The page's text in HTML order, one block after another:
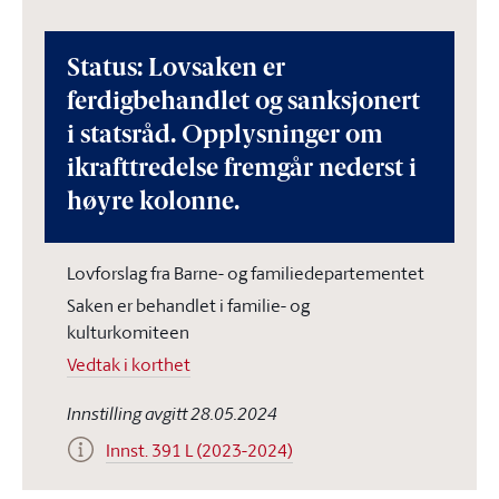
Status: Lovsaken er
ferdigbehandlet og sanksjonert
i statsråd. Opplysninger om
ikrafttredelse fremgår nederst i
høyre kolonne.
Lovforslag fra Barne- og familiedepartementet
Saken er behandlet i familie- og
kulturkomiteen
Vedtak i korthet
Innstilling avgitt 28.05.2024
Innst. 391 L (2023-2024)